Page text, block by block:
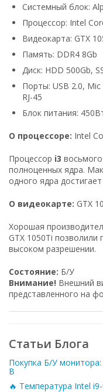
Системный блок:
Процессор: Intel
Видеокарта: GTX
Память: DDR4 8Gb
Диск: HDD 500Gb,
Порты: USB 2.0,
RJ-45
Блок питания:
О процессоре: Intel
Процессор i3
полноценных ядра.
одного ядра
О видеокарте: GTX
Хорошая
GTX 1050Ti позволили
высоком разрешении.
Состояние: Б/У
Внимание! Внешний
представленного на
Статьи Блога
Покупка Б/У
B
🔥 Температура Intel